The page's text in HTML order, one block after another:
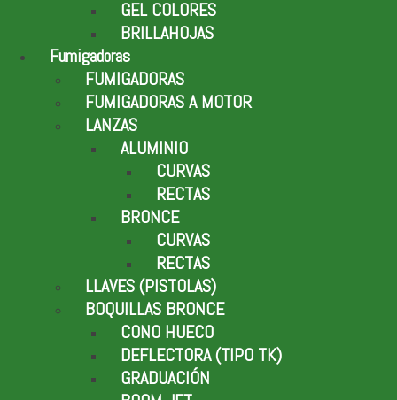
GEL COLORES
BRILLAHOJAS
Fumigadoras
FUMIGADORAS
FUMIGADORAS A MOTOR
LANZAS
ALUMINIO
CURVAS
RECTAS
BRONCE
CURVAS
RECTAS
LLAVES (PISTOLAS)
BOQUILLAS BRONCE
CONO HUECO
DEFLECTORA (TIPO TK)
GRADUACIÓN